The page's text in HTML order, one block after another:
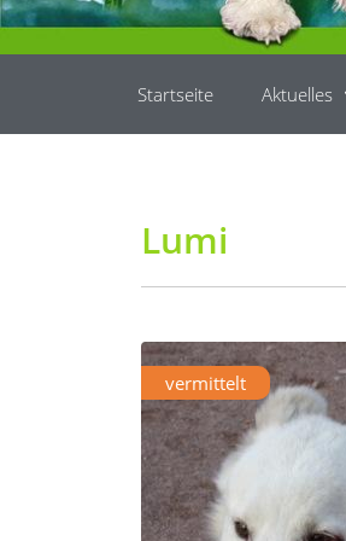
Startseite Aktuelles
Lumi
vermittelt